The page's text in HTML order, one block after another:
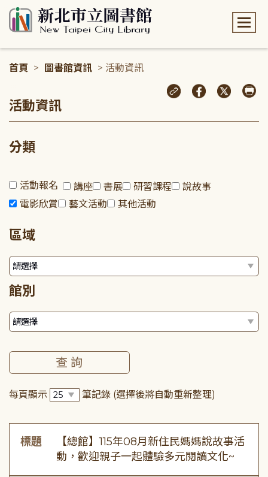
首頁 > 圖書館資訊 > 活動資訊
活動資訊
分類
活動報名 講座 書展 研習課程
說故事
電影欣賞
藝文活動 其他活動
區域
館別
每頁顯示 筆記錄 (選擇後將自動重新整理)
標題
【總館】115年08月新住民媽媽說故事活
動，歡迎親子一起體驗多元閱讀文化~